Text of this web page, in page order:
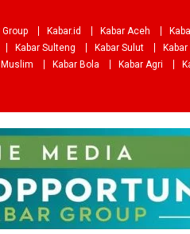
Group Kabar.id Kabar Aceh
Kabar Sulteng Kabar Sulut
Muslim Kabar Bola Kabar Agri